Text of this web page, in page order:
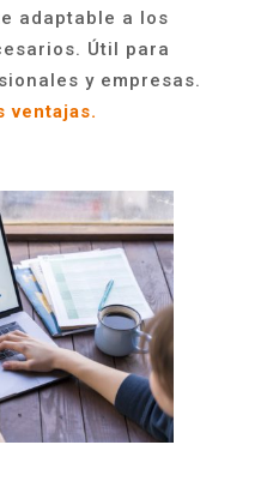
adaptable a los
Útil para
y empresas.
ventajas.